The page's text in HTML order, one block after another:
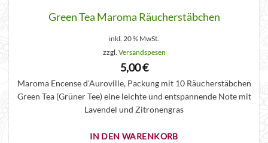
Green Tea Maroma Räucherstäbchen
inkl. 20 % MwSt.
zzgl. Versandspesen
5,00€
Maroma Encense d'Auroville, Packung mit 10 Räucherstäbchen
Green Tea (Grüner Tee) eine leichte und entspannende Note mit
Lavendel und Zitronengras
IN DEN WARENKORB